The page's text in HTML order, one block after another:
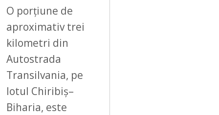
O porțiune de
aproximativ trei
kilometri din
Autostrada
Transilvania, pe
lotul Chiribiș–
Biharia, este